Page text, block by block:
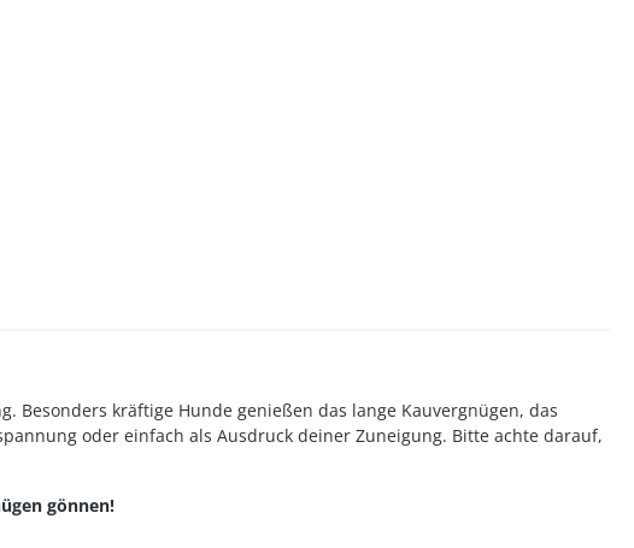
Besonders kräftige Hunde genießen das lange Kauvergnügen, das
oder einfach als Ausdruck deiner Zuneigung. Bitte achte darauf,
gönnen!